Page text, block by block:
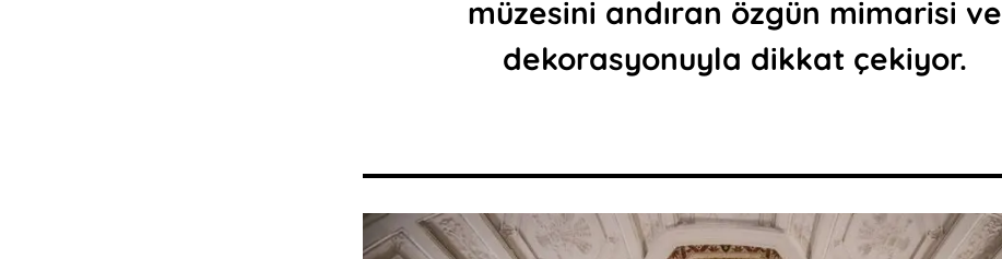
müzesini andıran özgün mimarisi ve
dekorasyonuyla dikkat çekiyor.